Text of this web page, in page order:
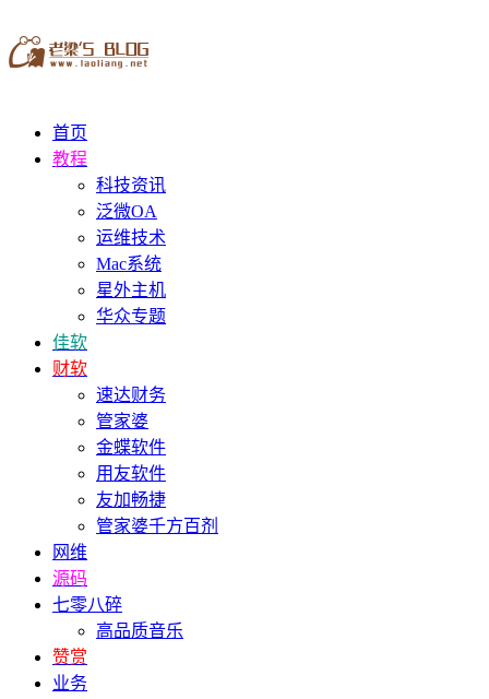
首页
教程
科技资讯
泛微OA
运维技术
Mac系统
星外主机
华众专题
佳软
财软
速达财务
管家婆
金蝶软件
用友软件
友加畅捷
管家婆千方百剂
网维
源码
七零八碎
高品质音乐
赞赏
业务